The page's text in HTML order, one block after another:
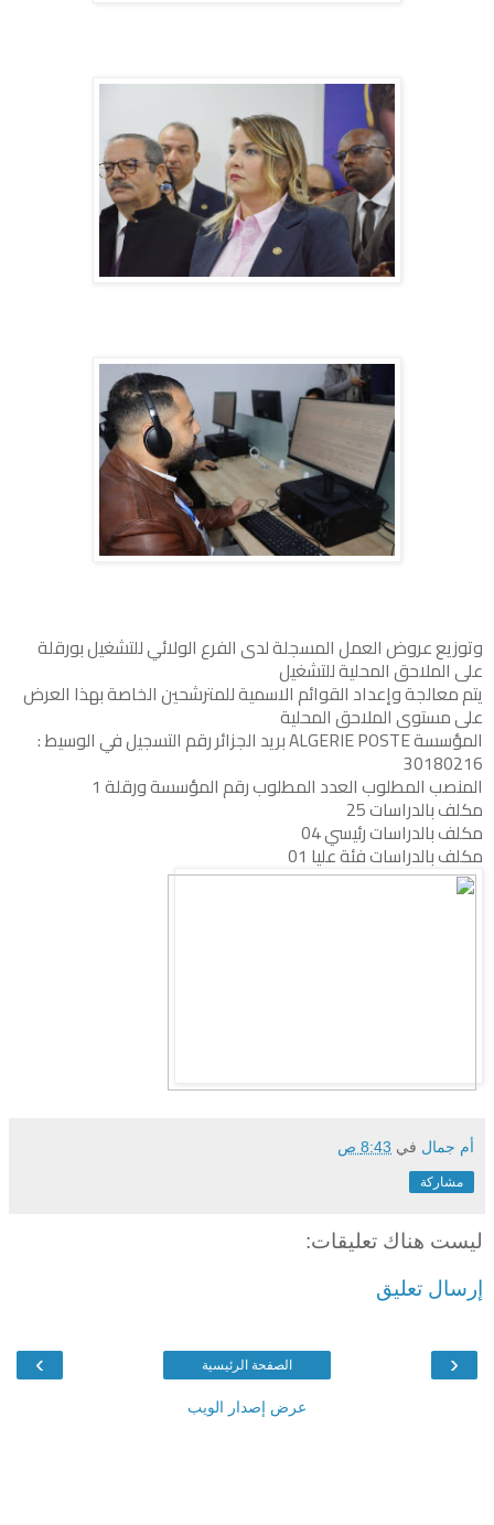
وتوزيع عروض العمل المسجلة لدى الفرع الولائي للتشغيل بورقلة
على الملاحق المحلية للتشغيل
يتم معالجة وإعداد القوائم الاسمية للمترشحين الخاصة بهذا العرض
على مستوى الملاحق المحلية
المؤسسة ALGERIE POSTE بريد الجزائر رقم التسجيل في الوسيط :
30180216
المنصب المطلوب العدد المطلوب رقم المؤسسة ورقلة 1
مكلف بالدراسات 25
مكلف بالدراسات رئيسي 04
مكلف بالدراسات فئة عليا 01
أم جمال في 8:43 ص
مشاركة
ليست هناك تعليقات:
إرسال تعليق
‹
› الصفحة الرئيسية
عرض إصدار الويب